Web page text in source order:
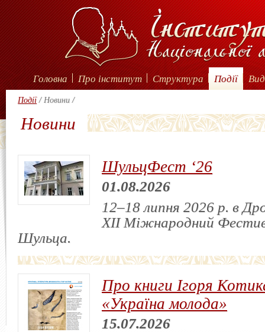
Головна Про інститут Структура Події
Події/ Новини /
Новини
ШульцФест ‘26
01.08.2026
12–18 липня 2026 р. в
XII Міжнародний
Шульца.
Про книги Ігоря
«Україна молода»
15.07.2026